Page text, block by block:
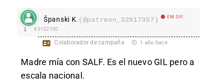
Španski K. (@patreon_32917357) EM Off
#3102180
Colaborador de campaña 1 año hace
Madre mía con SALF. Es el nuevo GIL pero a
escala nacional.